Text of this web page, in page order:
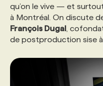
qu’on le vive — et
à Montréal. On discute
François Dugal ,
de postproduction sise